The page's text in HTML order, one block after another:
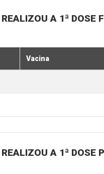
A 1ª
Vacina
A 1ª DOSE